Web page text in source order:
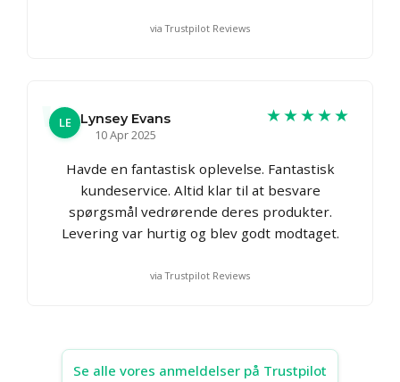
via Trustpilot Reviews
LE
Lynsey Evans
10 Apr 2025
★★★★★
Havde en fantastisk oplevelse. Fantastisk
kundeservice. Altid klar til at besvare
spørgsmål vedrørende deres produkter.
Levering var hurtig og blev godt modtaget.
via Trustpilot Reviews
Se alle vores anmeldelser på Trustpilot